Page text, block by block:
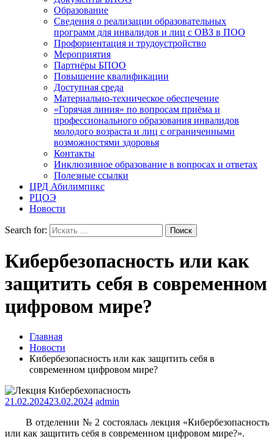
Образование
Сведения о реализации образовательных
программ для инвалидов и лиц с ОВЗ в ПОО
Профориентация и трудоустройство
Мероприятия
Партнёры БПОО
Повышение квалификации
Доступная среда
Материально-техническое обеспечение
«Горячая линия» по вопросам приёма и
профессионального образования инвалидов
молодого возраста и лиц с ограниченными
возможностями здоровья
Контакты
Инклюзивное образование в вопросах и ответах
Полезные ссылки
ЦРД Абилимпикс
РЦОЭ
Новости
Search for:
Кибербезопасность или как
защитить себя в современном
цифровом мире?
Главная
Новости
Кибербезопасность или как защитить себя в
современном цифровом мире?
21.02.202423.02.2024 admin
В отделении № 2 состоялась лекция «Кибербезопасность
или как защитить себя в современном цифровом мире?».